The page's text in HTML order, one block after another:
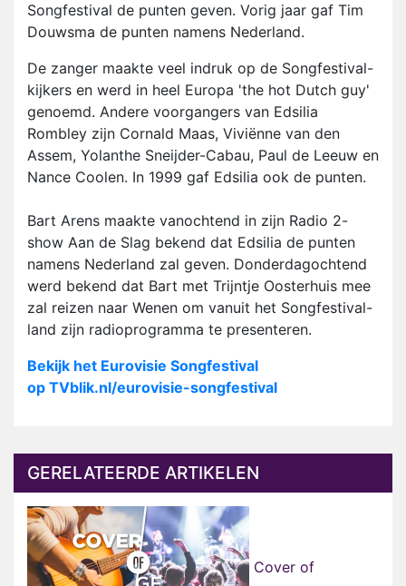
Songfestival de punten geven. Vorig jaar gaf Tim
Douwsma de punten namens Nederland.
De zanger maakte veel indruk op de Songfestival-
kijkers en werd in heel Europa 'the hot Dutch guy'
genoemd. Andere voorgangers van Edsilia
Rombley zijn Cornald Maas, Viviënne van den
Assem, Yolanthe Sneijder-Cabau, Paul de Leeuw en
Nance Coolen. In 1999 gaf Edsilia ook de punten.
Bart Arens maakte vanochtend in zijn Radio 2-
show Aan de Slag bekend dat Edsilia de punten
namens Nederland zal geven. Donderdagochtend
werd bekend dat Bart met Trijntje Oosterhuis mee
zal reizen naar Wenen om vanuit het Songfestival-
land zijn radioprogramma te presenteren.
Bekijk het Eurovisie Songfestival
op TVblik.nl/eurovisie-songfestival
GERELATEERDE ARTIKELEN
Cover of